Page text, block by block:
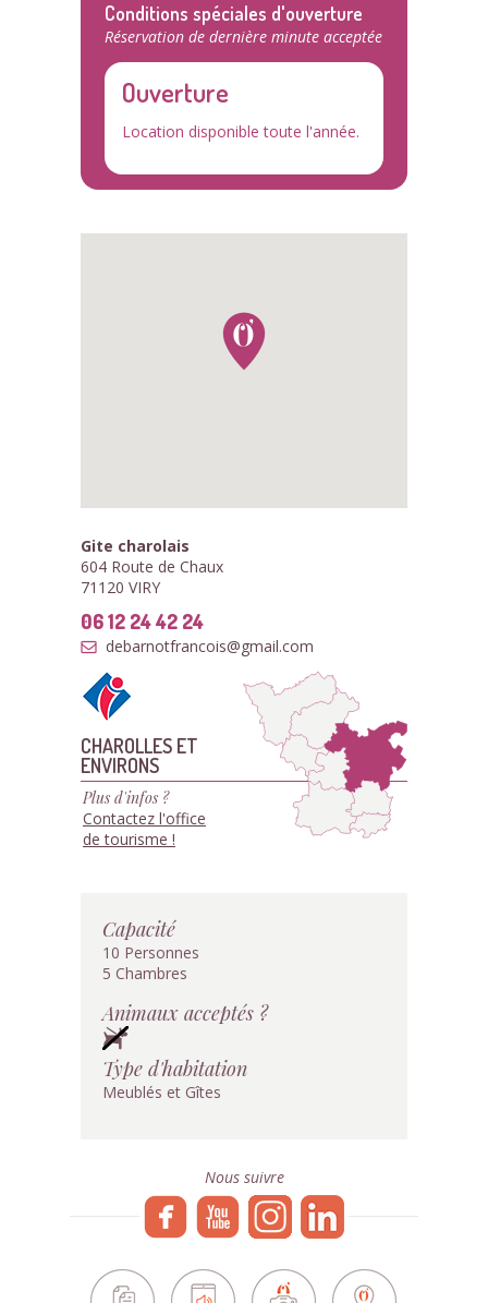
Conditions spéciales d'ouverture
Réservation de dernière minute acceptée
Ouverture
Location disponible toute l'année.
Gite charolais
604 Route de Chaux
71120 VIRY
06 12 24 42 24
debarnotfrancois@gmail.com
CHAROLLES ET
ENVIRONS
Plus d'infos ?
Contactez l'office
de tourisme !
Capacité
10 Personnes
5 Chambres
Animaux acceptés ?
Type d'habitation
Meublés et Gîtes
Nous suivre